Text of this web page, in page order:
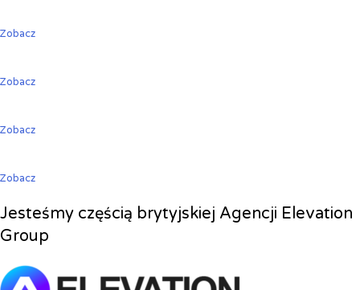
Zobacz
Zobacz
Zobacz
Zobacz
Jesteśmy częścią brytyjskiej Agencji Elevation
Group